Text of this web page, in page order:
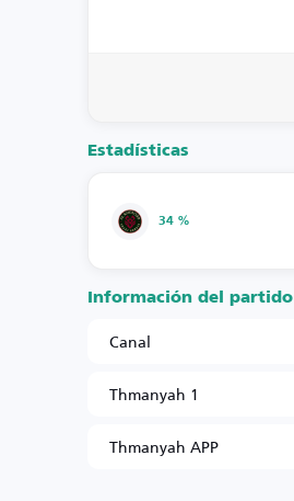
Estadísticas
34 %
Información del partido
Canal
Thmanyah 1
Thmanyah APP